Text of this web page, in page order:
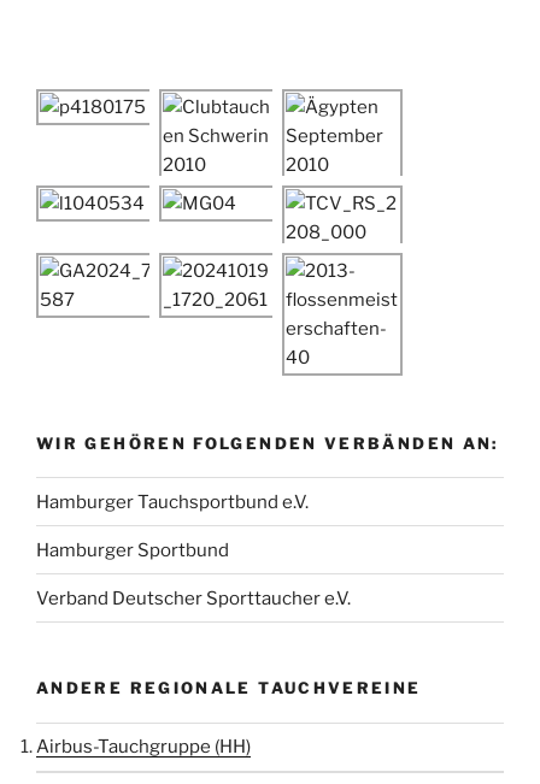
WIR GEHÖREN FOLGENDEN VERBÄNDEN AN:
Hamburger Tauchsportbund e.V.
Hamburger Sportbund
Verband Deutscher Sporttaucher e.V.
ANDERE REGIONALE TAUCHVEREINE
Airbus-Tauchgruppe (HH)